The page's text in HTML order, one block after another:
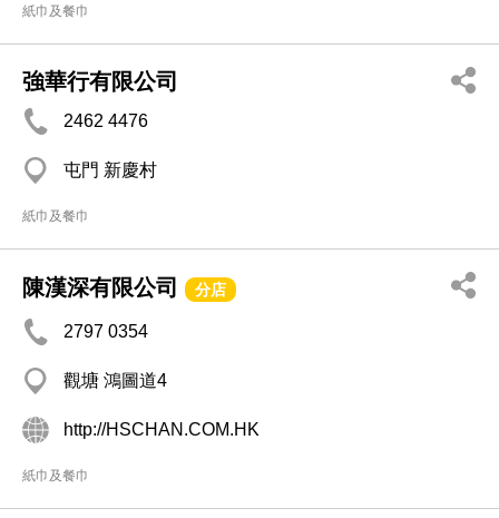
紙巾及餐巾
強華行有限公司
2462 4476
屯門 新慶村
紙巾及餐巾
陳漢深有限公司 分店
2797 0354
觀塘 鴻圖道4
http://HSCHAN.COM.HK
紙巾及餐巾